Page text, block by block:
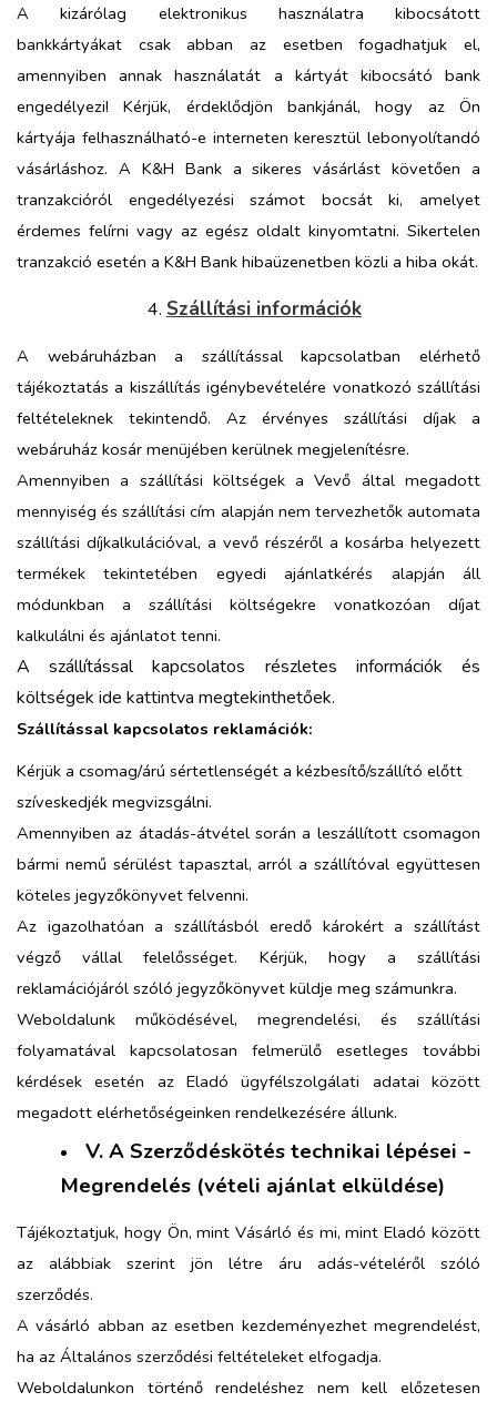
A kizárólag elektronikus használatra kibocsátott
bankkártyákat csak abban az esetben fogadhatjuk el,
amennyiben annak használatát a kártyát kibocsátó bank
engedélyezi! Kérjük, érdeklődjön bankjánál, hogy az Ön
kártyája felhasználható-e interneten keresztül lebonyolítandó
vásárláshoz. A K&H Bank a sikeres vásárlást követően a
tranzakcióról engedélyezési számot bocsát ki, amelyet
érdemes felírni vagy az egész oldalt kinyomtatni. Sikertelen
tranzakció esetén a K&H Bank hibaüzenetben közli a hiba okát.
Szállítási információk
A webáruházban a szállítással kapcsolatban elérhető
tájékoztatás a kiszállítás igénybevételére vonatkozó szállítási
feltételeknek tekintendő. Az érvényes szállítási díjak a
webáruház kosár menüjében kerülnek megjelenítésre.
Amennyiben a szállítási költségek a Vevő által megadott
mennyiség és szállítási cím alapján nem tervezhetők automata
szállítási díjkalkulációval, a vevő részéről a kosárba helyezett
termékek tekintetében egyedi ajánlatkérés alapján áll
módunkban a szállítási költségekre vonatkozóan díjat
kalkulálni és ajánlatot tenni.
A szállítással kapcsolatos részletes információk és
költségek ide kattintva megtekinthetőek.
Szállítással kapcsolatos reklamációk:
Kérjük a csomag/árú sértetlenségét a kézbesítő/szállító előtt
szíveskedjék megvizsgálni.
Amennyiben az átadás-átvétel során a leszállított csomagon
bármi nemű sérülést tapasztal, arról a szállítóval együttesen
köteles jegyzőkönyvet felvenni.
Az igazolhatóan a szállításból eredő károkért a szállítást
végző vállal felelősséget. Kérjük, hogy a szállítási
reklamációjáról szóló jegyzőkönyvet küldje meg számunkra.
Weboldalunk működésével, megrendelési, és szállítási
folyamatával kapcsolatosan felmerülő esetleges további
kérdések esetén az Eladó ügyfélszolgálati adatai között
megadott elérhetőségeinken rendelkezésére állunk.
V. A Szerződéskötés technikai lépései -
Megrendelés (vételi ajánlat elküldése)
Tájékoztatjuk, hogy Ön, mint Vásárló és mi, mint Eladó között
az alábbiak szerint jön létre áru adás-vételéről szóló
szerződés.
A vásárló abban az esetben kezdeményezhet megrendelést,
ha az Általános szerződési feltételeket elfogadja.
Weboldalunkon történő rendeléshez nem kell előzetesen